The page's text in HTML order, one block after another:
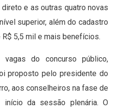
e as outras quatro novas
superior, além do cadastro
5,5 mil e mais benefícios.
do concurso público,
proposto pelo presidente do
aos conselheiros na fase de
da sessão plenária. O